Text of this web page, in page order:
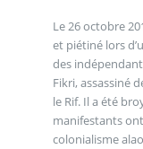
Le 26 octobre
et piétiné lors
des
Fikri, assassiné
le Rif. Il a été
manifestants
colonialisme